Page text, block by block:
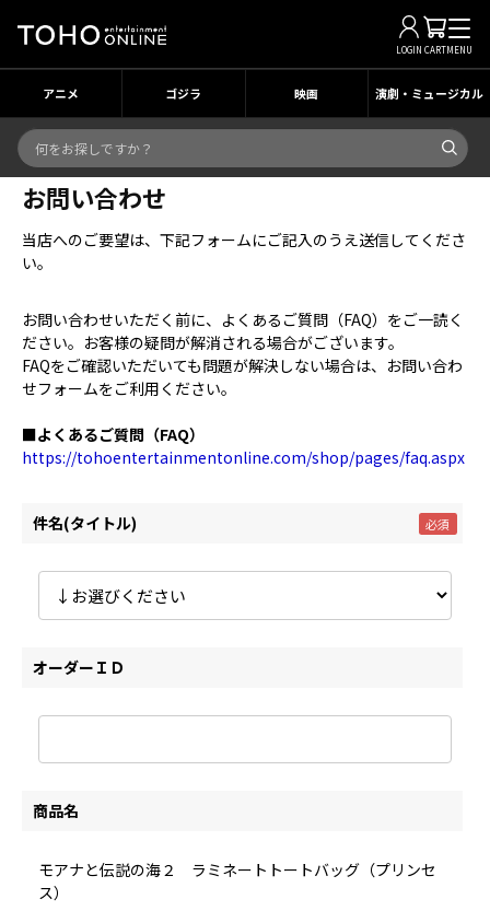
LOGIN CARTMENU
アニメ ゴジラ 映画 演劇・ミュージカル
お問い合わせ
当店へのご要望は、下記フォームにご記入のうえ送信してくださ
い。
お問い合わせいただく前に、よくあるご質問（FAQ）をご一読く
ださい。お客様の疑問が解消される場合がございます。
FAQをご確認いただいても問題が解決しない場合は、お問い合わ
せフォームをご利用ください。
■よくあるご質問（FAQ）
https://tohoentertainmentonline.com/shop/pages/faq.aspx
件名(タイトル)
オーダーＩＤ
商品名
モアナと伝説の海２ ラミネートトートバッグ（プリンセ
ス）